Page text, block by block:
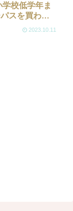
校低学年ま
スを買わな
お得な理由2023.10.11